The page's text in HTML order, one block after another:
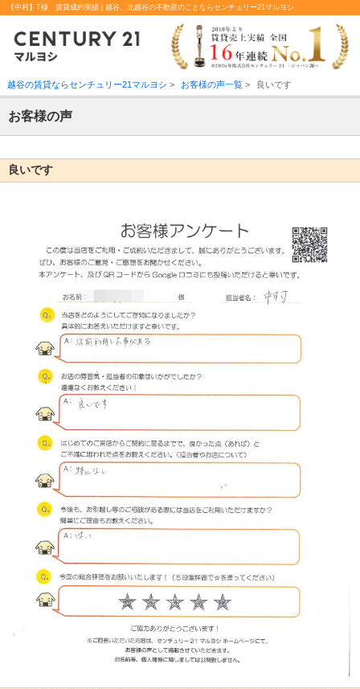
【中村】T様 賃貸成約実績 | 越谷、北越谷の不動産のことならセンチュリー21マルヨシ
越谷の賃貸ならセンチュリー21マルヨシ > お客様の声一覧> 良いです
お客様の声
良いです